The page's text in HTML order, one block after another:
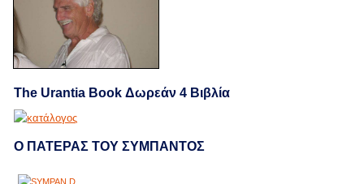
The Urantia Book Δωρεάν 4 Βιβλία
Ο ΠΑΤΕΡΑΣ ΤΟΥ ΣΥΜΠΑΝΤΟΣ